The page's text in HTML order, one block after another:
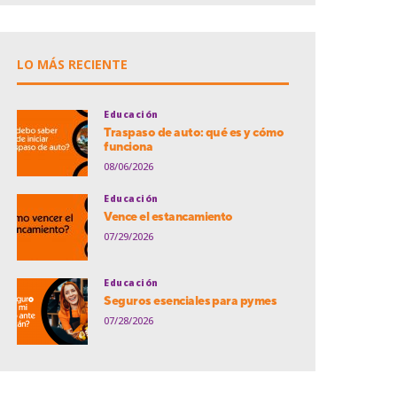
LO MÁS RECIENTE
Educación
Traspaso de auto: qué es y cómo
funciona
08/06/2026
Educación
Vence el estancamiento
07/29/2026
Educación
Seguros esenciales para pymes
07/28/2026